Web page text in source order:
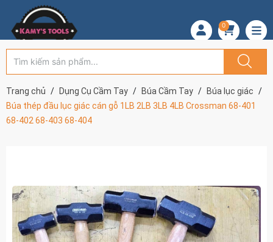
0
Trang chủ Dụng Cụ Cầm Tay Búa Cầm Tay
Búa lục giác
Búa thép đầu lục giác cán gỗ 1LB 2LB 3LB 4LB Crossman 68-401
68-402 68-403 68-404